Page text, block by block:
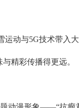
动与5G技术带入大
精彩传播得更远。